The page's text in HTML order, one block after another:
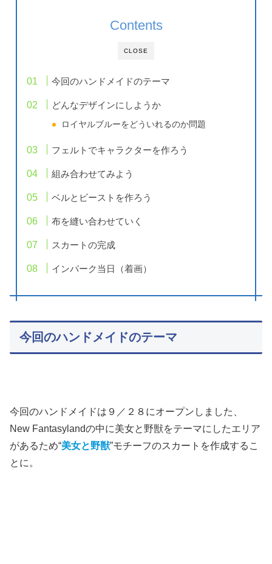
CLOSE
Contents
今回のハンドメイドのテーマ
どんなデザインにしようか
ロイヤルブルーをどういれるのか問題
フェルトでキャラクターを作ろう
組み合わせてみよう
ベルとビーストを作ろう
布を縫い合わせていく
スカートの完成
インパーク当日（着画）
今回のハンドメイドのテーマ
今回のハンドメイドは９／２８にオープンしました、
New Fantasylandの中に美女と野獣をテーマにしたエリア
があるため“美女と野獣”モチーフのスカートを作成するこ
とに。